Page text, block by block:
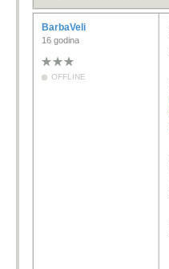
BarbaVeli
16 godina
OFFLINE